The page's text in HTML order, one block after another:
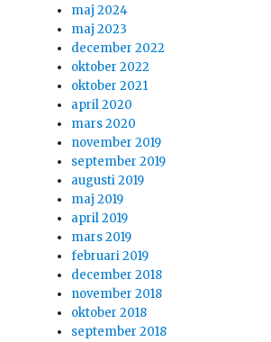
maj 2024
maj 2023
december 2022
oktober 2022
oktober 2021
april 2020
mars 2020
november 2019
september 2019
augusti 2019
maj 2019
april 2019
mars 2019
februari 2019
december 2018
november 2018
oktober 2018
september 2018